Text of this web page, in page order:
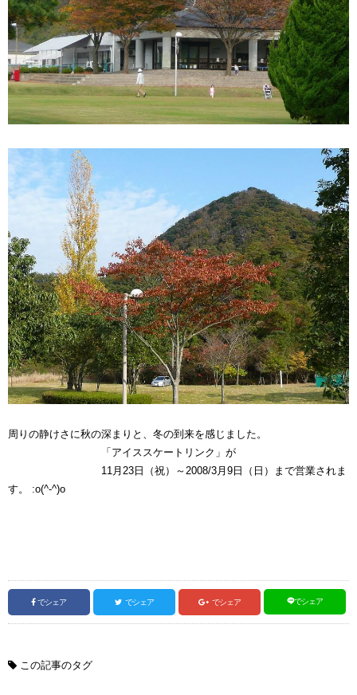
周りの静けさに秋の深まりと、冬の到来を感じました。
「アイススケートリンク」が
11月23日（祝）～2008/3月9日（日）まで営業されま
す。 :o(^-^)o
でシェア でシェア でシェア でシェア
この記事のタグ